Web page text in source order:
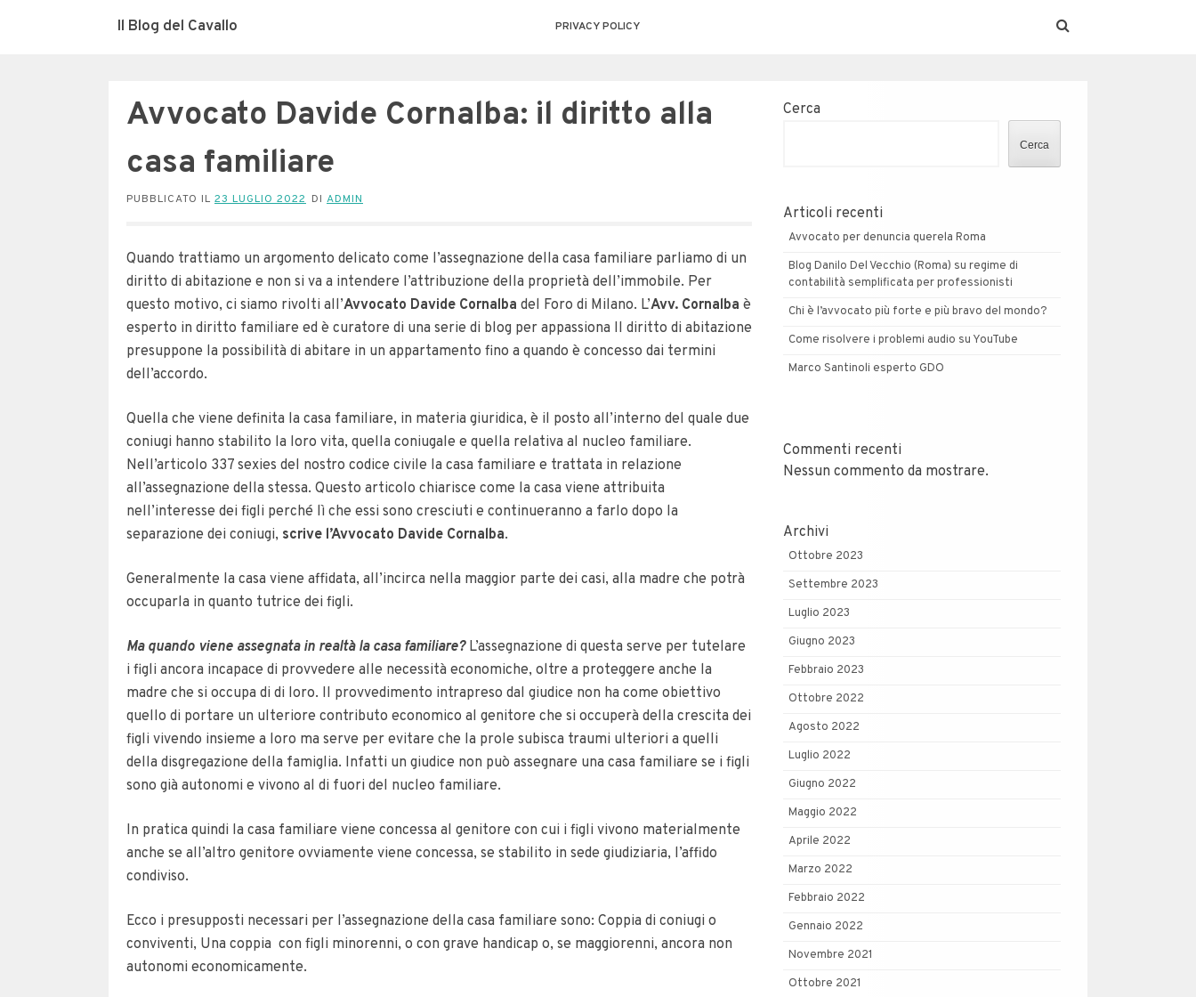
Il Blog del Cavallo PRIVACY POLICY
Avvocato Davide Cornalba: il diritto alla
casa familiare
PUBBLICATO IL 23 LUGLIO 2022 DI ADMIN
Quando trattiamo un argomento delicato come l’assegnazione della casa familiare parliamo di un
diritto di abitazione e non si va a intendere l’attribuzione della proprietà dell’immobile. Per
questo motivo, ci siamo rivolti all’Avvocato Davide Cornalba del Foro di Milano. L’Avv. Cornalba è
esperto in diritto familiare ed è curatore di una serie di blog per appassiona Il diritto di abitazione
presuppone la possibilità di abitare in un appartamento fino a quando è concesso dai termini
dell’accordo.
Quella che viene definita la casa familiare, in materia giuridica, è il posto all’interno del quale due
coniugi hanno stabilito la loro vita, quella coniugale e quella relativa al nucleo familiare.
Nell’articolo 337 sexies del nostro codice civile la casa familiare e trattata in relazione
all’assegnazione della stessa. Questo articolo chiarisce come la casa viene attribuita
nell’interesse dei figli perché lì che essi sono cresciuti e continueranno a farlo dopo la
separazione dei coniugi, scrive l’Avvocato Davide Cornalba.
Generalmente la casa viene affidata, all’incirca nella maggior parte dei casi, alla madre che potrà
occuparla in quanto tutrice dei figli.
Ma quando viene assegnata in realtà la casa familiare? L’assegnazione di questa serve per tutelare
i figli ancora incapace di provvedere alle necessità economiche, oltre a proteggere anche la
madre che si occupa di di loro. Il provvedimento intrapreso dal giudice non ha come obiettivo
quello di portare un ulteriore contributo economico al genitore che si occuperà della crescita dei
figli vivendo insieme a loro ma serve per evitare che la prole subisca traumi ulteriori a quelli
della disgregazione della famiglia. Infatti un giudice non può assegnare una casa familiare se i figli
sono già autonomi e vivono al di fuori del nucleo familiare.
In pratica quindi la casa familiare viene concessa al genitore con cui i figli vivono materialmente
anche se all’altro genitore ovviamente viene concessa, se stabilito in sede giudiziaria, l’affido
condiviso.
Ecco i presupposti necessari per l’assegnazione della casa familiare sono: Coppia di coniugi o
conviventi, Una coppia con figli minorenni, o con grave handicap o, se maggiorenni, ancora non
autonomi economicamente.
Cerca
Cerca
Articoli recenti
Avvocato per denuncia querela Roma
Blog Danilo Del Vecchio (Roma) su regime di
contabilità semplificata per professionisti
Chi è l’avvocato più forte e più bravo del mondo?
Come risolvere i problemi audio su YouTube
Marco Santinoli esperto GDO
Commenti recenti
Nessun commento da mostrare.
Archivi
Ottobre 2023
Settembre 2023
Luglio 2023
Giugno 2023
Febbraio 2023
Ottobre 2022
Agosto 2022
Luglio 2022
Giugno 2022
Maggio 2022
Aprile 2022
Marzo 2022
Febbraio 2022
Gennaio 2022
Novembre 2021
Ottobre 2021